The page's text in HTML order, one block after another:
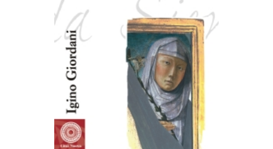
LEGGI TUTTO